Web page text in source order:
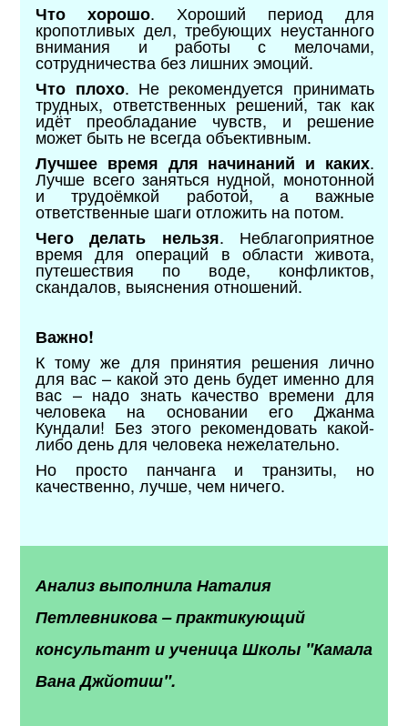
Что хорошо. Хороший период для
кропотливых дел, требующих неустанного
внимания и работы с мелочами,
сотрудничества без лишних эмоций.
Что плохо. Не рекомендуется принимать
трудных, ответственных решений, так как
идёт преобладание чувств, и решение
может быть не всегда объективным.
Лучшее время для начинаний и каких.
Лучше всего заняться нудной, монотонной
и трудоёмкой работой, а важные
ответственные шаги отложить на потом.
Чего делать нельзя. Неблагоприятное
время для операций в области живота,
путешествия по воде, конфликтов,
скандалов, выяснения отношений.
Важно!
К тому же для принятия решения лично
для вас – какой это день будет именно для
вас – надо знать качество времени для
человека на основании его Джанма
Кундали! Без этого рекомендовать какой-
либо день для человека нежелательно.
Но просто панчанга и транзиты, но
качественно, лучше, чем ничего.
Анализ выполнила Наталия
Петлевникова – практикующий
консультант и ученица Школы "Камала
Вана Джйотиш".